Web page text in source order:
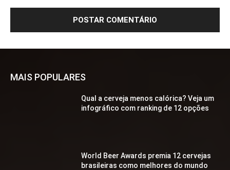
MAIS POPULARES
Qual a cerveja menos calórica? Veja um
infográfico com ranking de 12 opções
World Beer Awards premia 12 cervejas
brasileiras como melhores do mundo